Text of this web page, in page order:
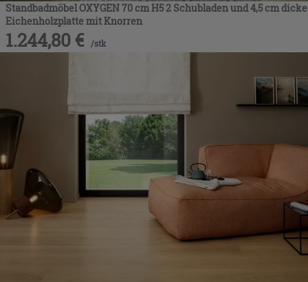
Standbadmöbel OXYGEN 70 cm H5 2 Schubladen und 4,5 cm dicke
Eichenholzplatte mit Knorren
1.244,80 € /stk